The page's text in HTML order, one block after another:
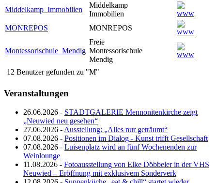
Middelkamp_Immobilien
Middelkamp
Immobilien
MONREPOS
MONREPOS
Montessorischule_Mendig
Freie
Montessorischule
Mendig
12 Benutzer gefunden zu "M"
Veranstaltungen
26.06.2026 - STADTGALERIE Mennonitenkirche zeigt
„Neuwied neu gesehen“
27.06.2026 - Ausstellung: „Alles nur geträumt“
07.08.2026 - Positionen im Dialog - Kunst trifft Gesellschaft
07.08.2026 - Luisenplatz wird an fünf Wochenenden zur
Weinlounge
11.08.2026 - Fotoausstellung von Elke Döbbeler in der VHS
Neuwied – Eröffnung mit exklusivem Sonderverk